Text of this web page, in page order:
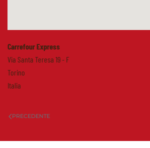
Carrefour Express
Via Santa Teresa 19 - F
Torino
Italia
PRECEDENTE